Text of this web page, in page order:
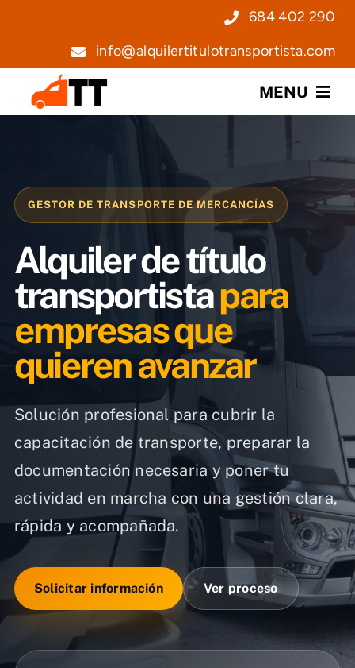
684 402 290
info@alquilertitulotransportista.com
MENU
Servicios
Noticias
Contacto
GESTOR DE TRANSPORTE DE MERCANCÍAS
Alquiler de título
transportistapara
empresas que
quieren avanzar
Solución profesional para cubrir la
capacitación de transporte, preparar la
documentación necesaria y poner tu
actividad en marcha con una gestión clara,
rápida y acompañada.
Solicitar información Ver proceso